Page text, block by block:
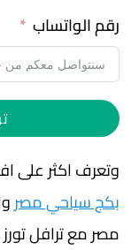
رقم الواتساب
وتعرف اكثر على
بكج سياحي مصر
مصر مع ترافل